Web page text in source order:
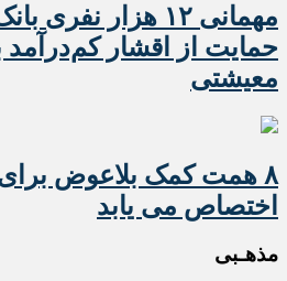
مهمانی ۱۲ هزار
حمایت از اقشار کم‌درآمد
معیشتی
۸ همت کمک بلاعوض
اختصاص می یابد
مذهـبی